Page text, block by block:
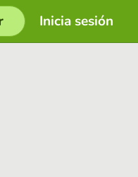
Inicia sesión